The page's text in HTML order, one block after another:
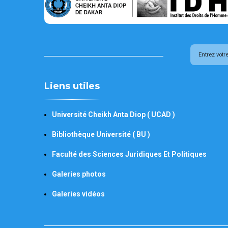
Liens utiles
Université Cheikh Anta Diop ( UCAD )
Bibliothèque Université ( BU )
Faculté des Sciences Juridiques Et Politiques
Galeries photos
Galeries vidéos